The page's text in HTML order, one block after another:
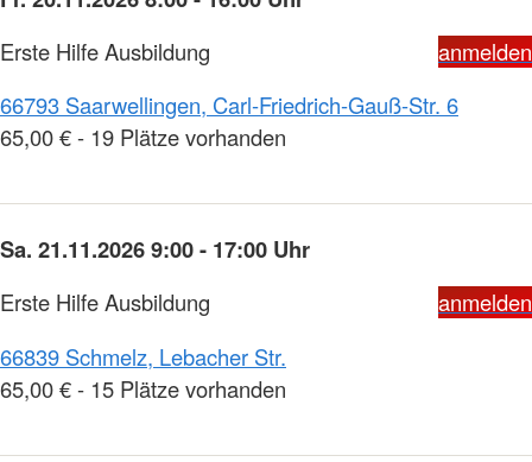
Erste Hilfe Ausbildung
anmelden
66793 Saarwellingen, Carl-Friedrich-Gauß-Str. 6
65,00 € - 19 Plätze vorhanden
Sa. 21.11.2026 9:00 - 17:00 Uhr
Erste Hilfe Ausbildung
anmelden
66839 Schmelz, Lebacher Str.
65,00 € - 15 Plätze vorhanden